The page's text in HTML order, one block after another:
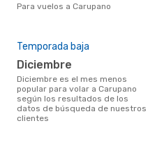
Para vuelos a Carupano
Temporada baja
diciembre
diciembre es el mes menos
popular para volar a Carupano
según los resultados de los
datos de búsqueda de nuestros
clientes